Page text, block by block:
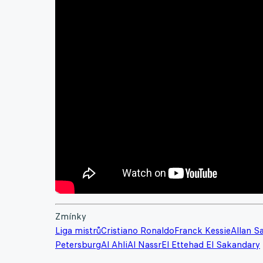
Zmínky
Liga mistrůCristiano RonaldoFranck KessieAllan
PetersburgAl AhliAl NassrEl Ettehad El Sakandary